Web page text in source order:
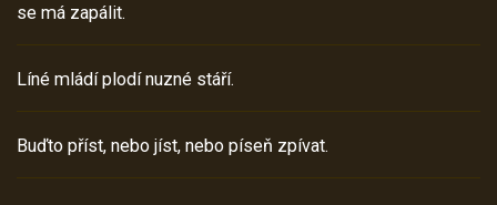
se má zapálit.
Líné mládí plodí nuzné stáří.
Buďto příst, nebo jíst, nebo píseň zpívat.